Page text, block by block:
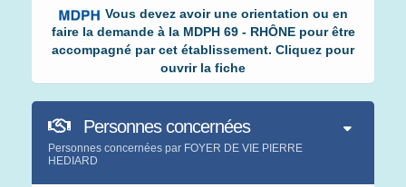
Vous devez avoir une orientation ou en
faire la demande à la MDPH 69 - RHÔNE pour être
accompagné par cet établissement. Cliquez pour
ouvrir la fiche
Personnes concernées
Personnes concernées par FOYER DE VIE PIERRE
HEDIARD